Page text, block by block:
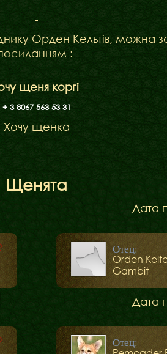
Орден Кельтів, можна
:
щеня коргі
+ 3 8067 563 53 31
Хочу щенка
Щенята
Дата
Отец:
Orden
Gambit
Дата
Отец: